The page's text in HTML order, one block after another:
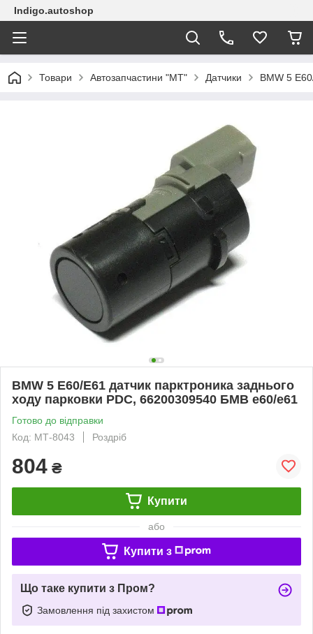
Indigo.autoshop
Товари Автозапчастини "МТ" Датчики BMW 5
BMW 5 E60/E61 датчик парктроника заднього
ходу парковки PDC, 66200309540 БМВ е60/е61
Готово до відправки
Код: МТ-8043
Роздріб
804 ₴
Купити
або
Купити з
Що таке купити з Пром?
Замовлення під захистом